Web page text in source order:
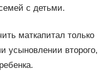
с детьми.
маткапитал только
усыновлении второго,